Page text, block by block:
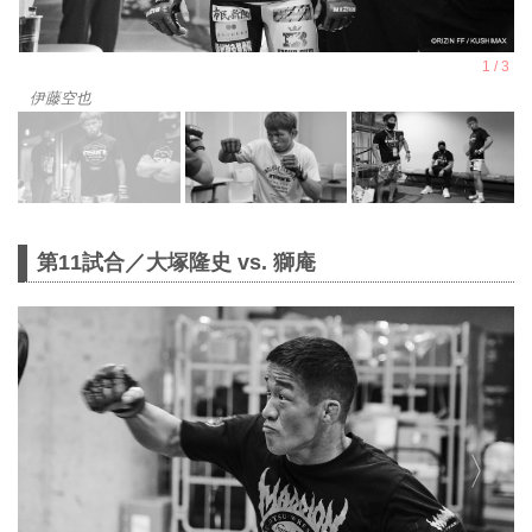
伊藤空也
第11試合／大塚隆史 vs. 獅庵